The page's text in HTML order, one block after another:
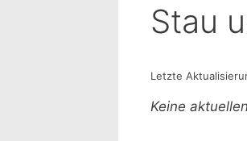
Stau
Letzte
Keine